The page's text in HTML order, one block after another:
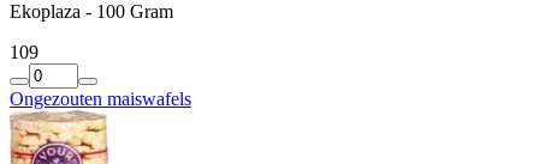
Ekoplaza - 100 Gram
109
Ongezouten maiswafels